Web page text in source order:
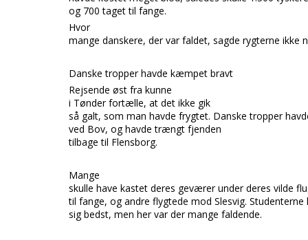
og 700 taget til fange.
Hvor
mange danskere, der var faldet, sagde rygterne ikke
Danske tropperhavde kæmpet bravt
Rejsende øst fra kunne
i Tønderfortælle, at det ikke gik
så galt, som man havde frygtet. Danske tropper
ved Bov, og havde trængt fjenden
tilbage til Flensborg.
Mange
skulle have kastet deres geværer under deres vilde
til fange, og andre flygtede mod Slesvig. Studenterne
sig bedst, men her var der mange faldende.